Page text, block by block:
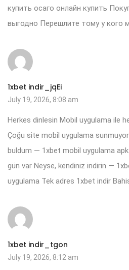
купить осаго онлайн купить
выгодно Перешлите тому у кого
1xbet indir_jqEi
July 19, 2026, 8:08 am
Herkes dinlesin Mobil uygulama ile
Çoğu site mobil uygulama
buldum — 1xbet mobil uygulama
gün var Neyse, kendiniz indirin —
uygulama Tek adres 1xbet indir
1xbet indir_tgon
July 19, 2026, 8:12 am